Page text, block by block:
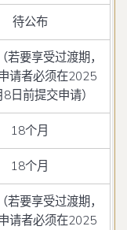
待公布
若要享受过渡期，
请者必须在2025
日前提交申请）
18个月
18个月
若要享受过渡期，
请者必须在2025